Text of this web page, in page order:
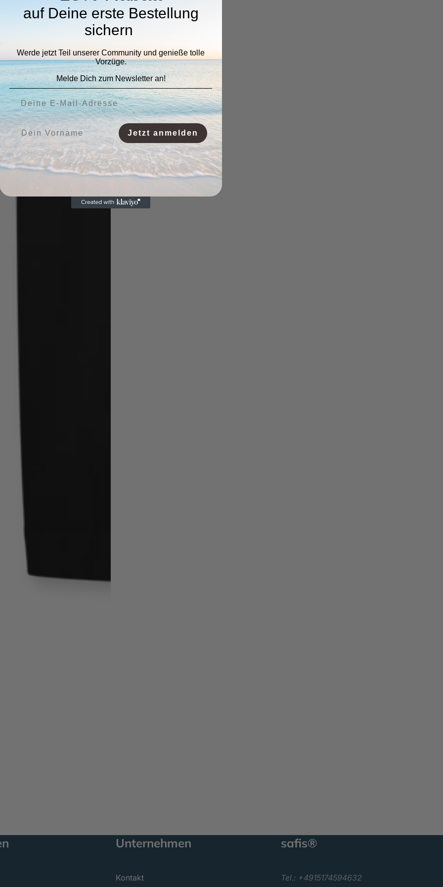
Unternehmen
Kontakt
safis®
Tel.: +4915174594632
auf Deine erste Bestellung
sichern
Werde jetzt Teil unserer Community und genieße tolle
Vorzüge.
Melde Dich zum Newsletter an!
Deine E-Mail-Adresse:
Vorname:
Jetzt anmelden